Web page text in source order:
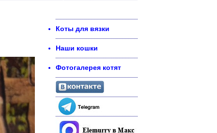
Коты для вязки
Наши кошки
Фотогалерея котят